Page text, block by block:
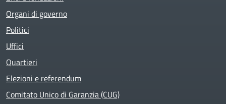
Organi di governo
Politici
Uffici
Quartieri
Elezioni e referendum
Comitato Unico di Garanzia (CUG)